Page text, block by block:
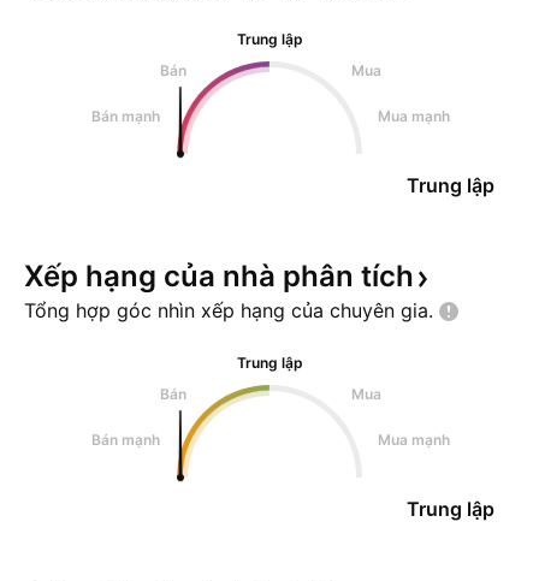
Trung lập
Bán
Mua
Bán mạnh Mua mạnh
Trung lập
Xếp hạng của nhà phân tích
Tổng hợp góc nhìn xếp hạng của chuyên gia.
Trung lập
Bán
Mua
Bán mạnh Mua mạnh
Trung lập